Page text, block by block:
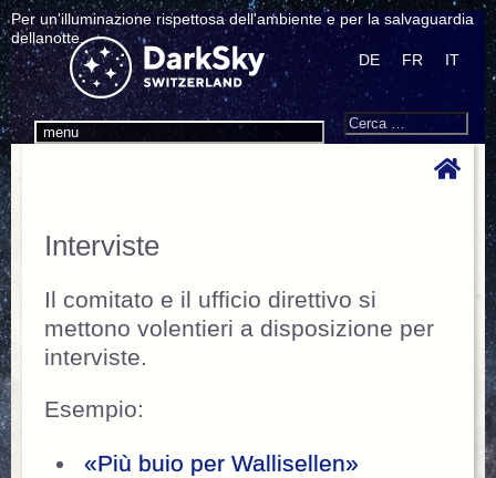
Per un'illuminazione rispettosa dell'ambiente e per la salvaguardia
dellanotte.
menu
DE FR IT
Search
Cerca:
Interviste
Il comitato e il ufficio direttivo si
mettono volentieri a disposizione per
interviste.
Esempio:
«Più buio per Wallisellen»